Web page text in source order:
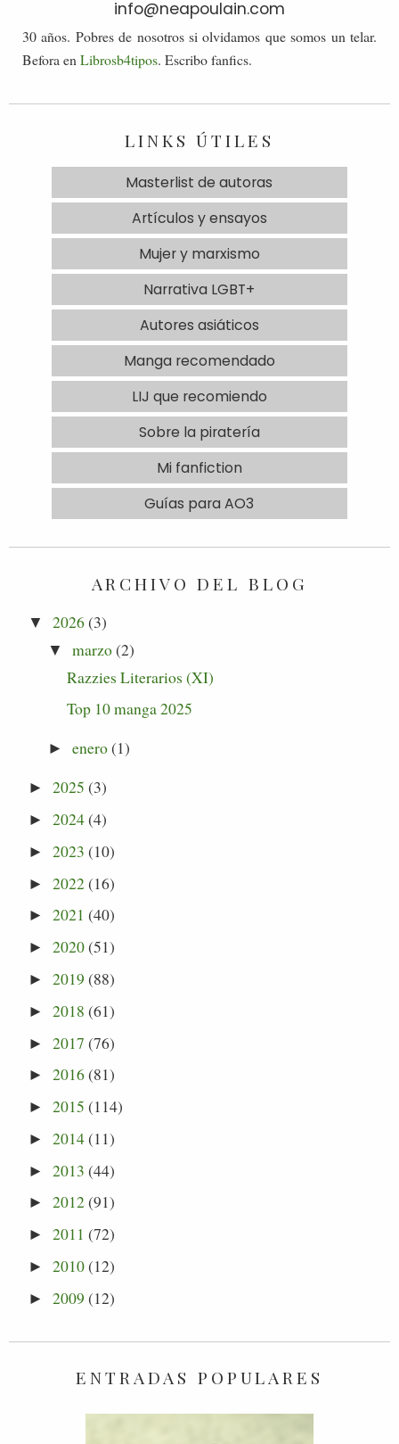
info@neapoulain.com
30 años. Pobres de nosotros si olvidamos que somos un telar.
Befora en Librosb4tipos. Escribo fanfics.
LINKS ÚTILES
Masterlist de autoras
Artículos y ensayos
Mujer y marxismo
Narrativa LGBT+
Autores asiáticos
Manga recomendado
LIJ que recomiendo
Sobre la piratería
Mi fanfiction
Guías para AO3
ARCHIVO DEL BLOG
▼ 2026(3)
▼ marzo(2)
Razzies Literarios (XI)
Top 10 manga 2025
► enero(1)
►2025 (3)
►2024(4)
►2023 (10)
►2022(16)
►2021 (40)
►2020(51)
►2019 (88)
►2018 (61)
►2017 (76)
►2016(81)
►2015 (114)
►2014(11)
►2013 (44)
►2012(91)
►2011 (72)
►2010(12)
►2009 (12)
ENTRADAS POPULARES